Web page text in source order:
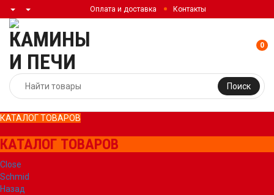
Оплата и доставка Контакты
Поиск
0
КАТАЛОГ ТОВАРОВ
КАТАЛОГ ТОВАРОВ
Close
Schmid
Назад